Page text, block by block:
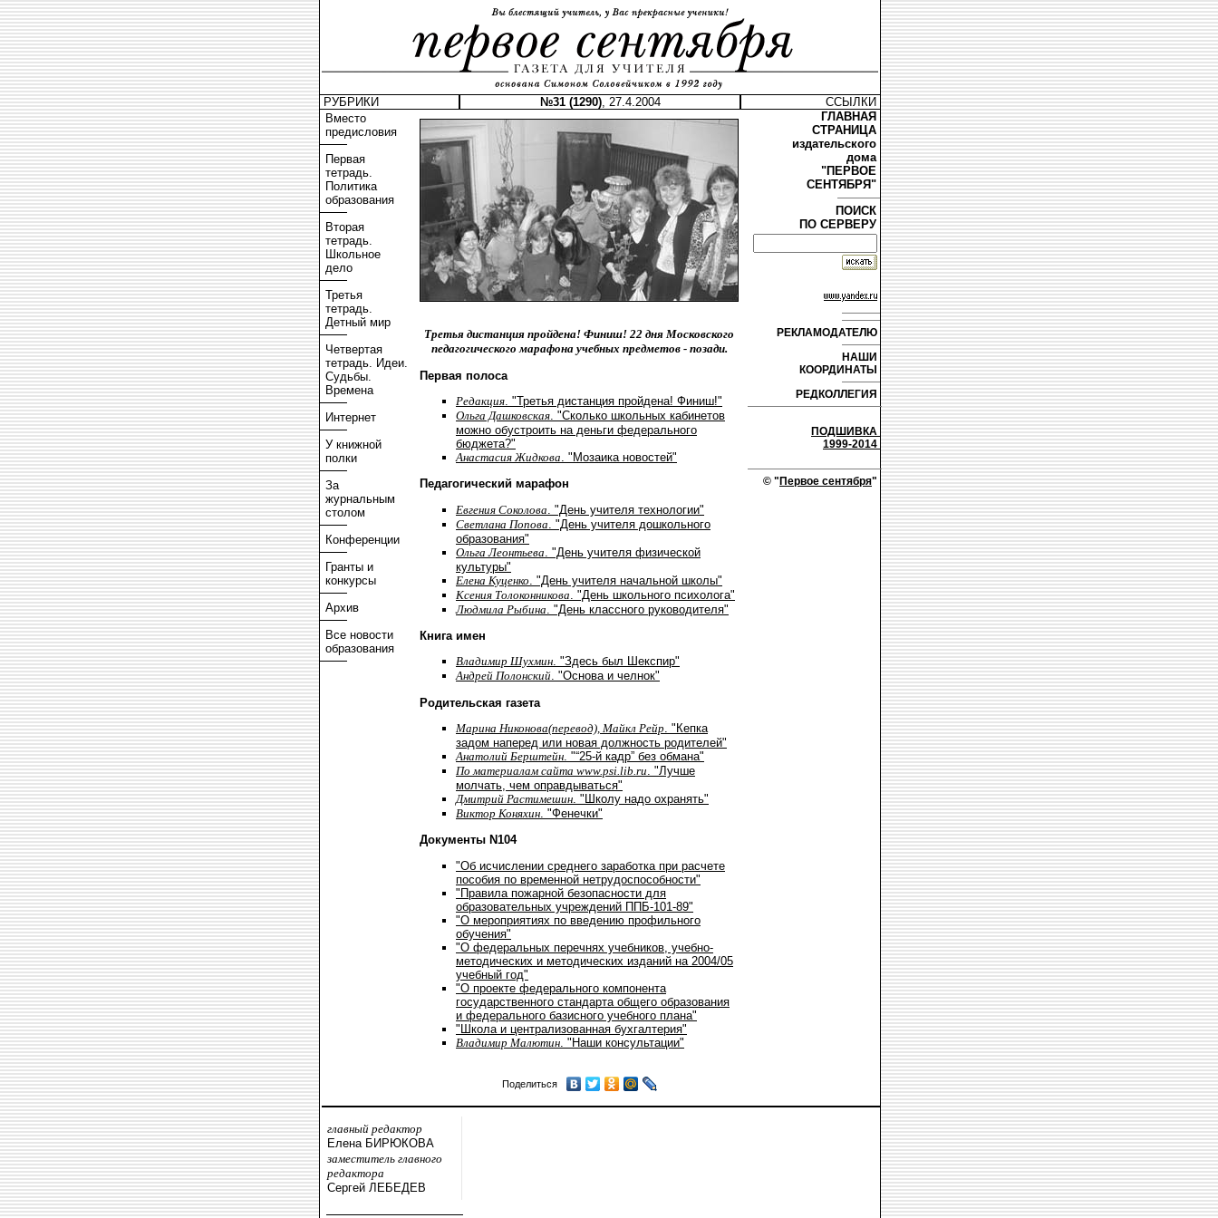
РУБРИКИ №31 (1290), 27.4.2004
ССЫЛКИ
Вместо
предисловия
Первая
тетрадь.
Политика
образования
Вторая
тетрадь.
Школьное
дело
Третья
тетрадь.
Детный мир
Четвертая
тетрадь. Идеи.
Судьбы.
Времена
Интернет
У книжной
полки
За
журнальным
столом
Конференции
Гранты и
конкурсы
Архив
Все новости
образования
Третья дистанция пройдена! Финиш! 22 дня Московского
педагогического марафона учебных предметов - позади.
Первая полоса
Редакция . "Третья дистанция пройдена! Финиш!"
Ольга Дашковская . "Сколько школьных кабинетов
можно обустроить на деньги федерального
бюджета?"
Анастасия Жидкова . "Мозаика новостей"
Педагогический марафон
Евгения Соколова . "День учителя технологии"
Светлана Попова . "День учителя дошкольного
образования"
Ольга Леонтьева . "День учителя физической
культуры"
Елена Куценко . "День учителя начальной школы"
Ксения Толоконникова . "День школьного психолога"
Людмила Рыбина . "День классного руководителя"
Книга имен
Владимир Шухмин. "Здесь был Шекспир"
Андрей Полонский. "Основа и челнок"
Родительская газета
Марина Никонова(перевод), Майкл Рейр . "Кепка
задом наперед или новая должность родителей"
Анатолий Берштейн . "“25-й кадр” без обмана"
По материалам сайта www.psi.lib.ru . "Лучше
молчать, чем оправдываться"
Дмитрий Растимешин . "Школу надо охранять"
Виктор Коняхин . "Фенечки"
Документы N104
"Об исчислении среднего заработка при расчете
пособия по временной нетрудоспособности"
"Правила пожарной безопасности для
образовательных учреждений ППБ-101-89"
"О мероприятиях по введению профильного
обучения"
"О федеральных перечнях учебников, учебно-
методических и методических изданий на 2004/05
учебный год"
"О проекте федерального компонента
государственного стандарта общего образования
и федерального базисного учебного плана"
"Школа и централизованная бухгалтерия"
Владимир Малютин . "Наши консультации"
Поделиться
ГЛАВНАЯ
СТРАНИЦА
издательского
дома
"ПЕРВОЕ
СЕНТЯБРЯ"
ПОИСК
ПО СЕРВЕРУ
РЕКЛАМОДАТЕЛЮ
НАШИ
КООРДИНАТЫ
РЕДКОЛЛЕГИЯ
ПОДШИВКА
1999-2014
© " Первое сентября"
главный редактор
Елена БИРЮКОВА
заместитель главного
редактора
Сергей ЛЕБЕДЕВ